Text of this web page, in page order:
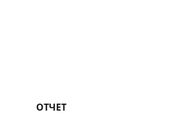
ОТЧЕТ